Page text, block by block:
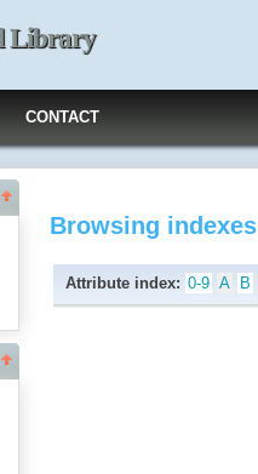
Library
CONTACT
Browsing indexes
Attribute index: 0-9 A B